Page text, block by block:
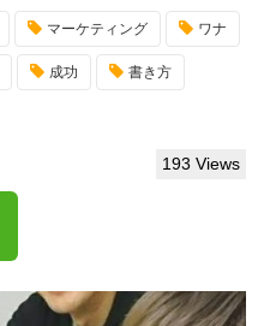
マーケティング ワナ
成功 書き方
193 Views